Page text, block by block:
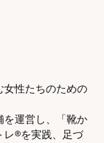
女性たちのための
を運営し、「靴か
レ®を実践、足づ